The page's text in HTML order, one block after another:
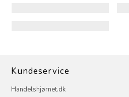
Kundeservice
Handelshjørnet.dk